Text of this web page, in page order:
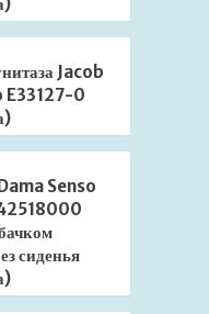
Jacob
E33127-0
Senso
сиденья